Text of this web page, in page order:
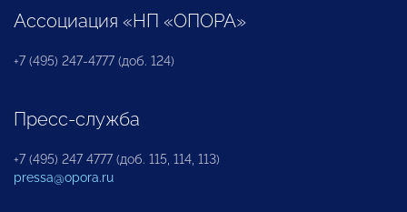
Ассоциация «НП «ОПОРА»
+7 (495) 247-4777 (доб. 124)
Пресс-служба
+7 (495) 247 4777 (доб. 115, 114, 113)
pressa@opora.ru